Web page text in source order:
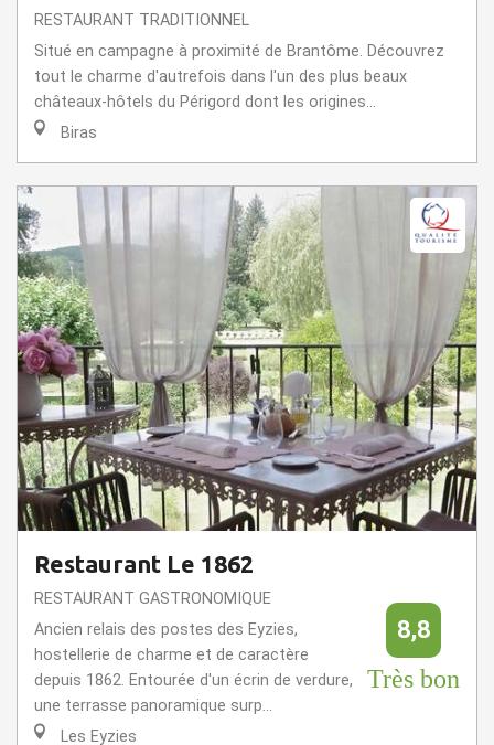
RESTAURANT TRADITIONNEL
Situé en campagne à proximité de Brantôme. Découvrez
tout le charme d'autrefois dans l'un des plus beaux
châteaux-hôtels du Périgord dont les origines...
Biras
Restaurant Le 1862
RESTAURANT GASTRONOMIQUE
Ancien relais des postes des Eyzies,
hostellerie de charme et de caractère
depuis 1862. Entourée d'un écrin de verdure,
une terrasse panoramique surp...
Les Eyzies
8,8
Très bon